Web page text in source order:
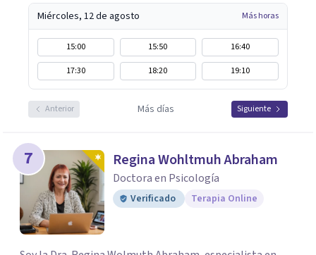
Miércoles, 12 de agosto Más horas
15:00 15:50
16:40
17:30
18:20 19:10
Anterior Más días Siguiente
7 Regina Wohltmuh Abraham
Doctora en Psicología
Verificado Terapia Online